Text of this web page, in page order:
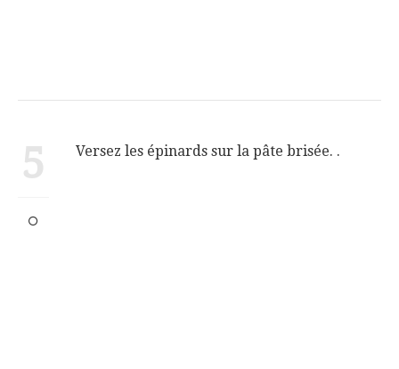
5 Versez les épinards sur la pâte brisée. .